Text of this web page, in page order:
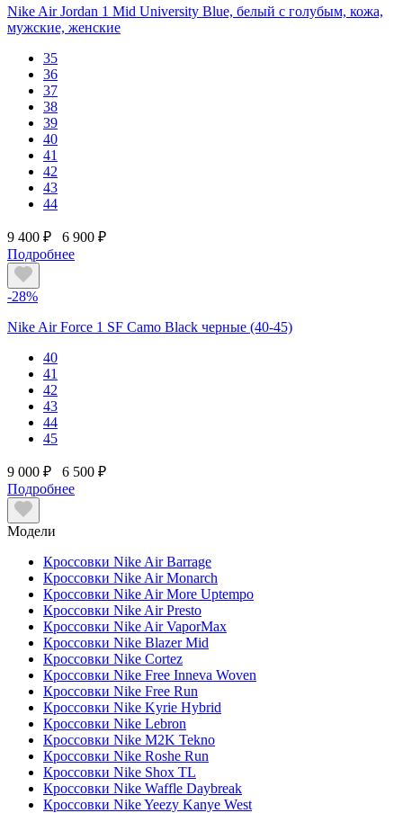
Nike Air Jordan 1 Mid University Blue, белый с голубым, кожа,
мужские, женские
35
36
37
38
39
40
41
42
43
44
9 400 ₽
6 900 ₽
Подробнее
-28%
Nike Air Force 1 SF Camo Black черные (40-45)
40
41
42
43
44
45
9 000 ₽
6 500 ₽
Подробнее
Модели
Кроссовки Nike Air Barrage
Кроссовки Nike Air Monarch
Кроссовки Nike Air More Uptempo
Кроссовки Nike Air Presto
Кроссовки Nike Air VaporMax
Кроссовки Nike Blazer Mid
Кроссовки Nike Cortez
Кроссовки Nike Free Inneva Woven
Кроссовки Nike Free Run
Кроссовки Nike Kyrie Hybrid
Кроссовки Nike Lebron
Кроссовки Nike M2K Tekno
Кроссовки Nike Roshe Run
Кроссовки Nike Shox TL
Кроссовки Nike Waffle Daybreak
Кроссовки Nike Yeezy Kanye West